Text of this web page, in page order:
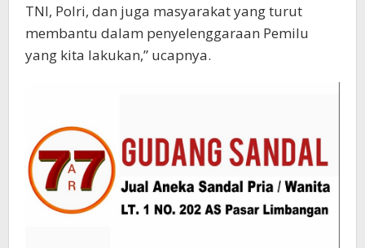
TNI, Polri, dan juga masyarakat yang turut
membantu dalam penyelenggaraan Pemilu
yang kita lakukan,” ucapnya.